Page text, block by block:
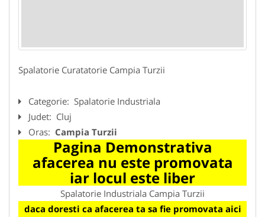
Spalatorie Curatatorie Campia Turzii
Categorie: Spalatorie Industriala
Judet: Cluj
Oras: Campia Turzii
Pagina Demonstrativa
afacerea nu este promovata
iar locul este liber
Spalatorie Industriala Campia Turzii
daca doresti ca afacerea ta sa fie promovata aici